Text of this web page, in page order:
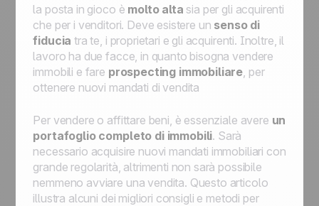
la posta in gioco è molto alta sia per gli acquirenti
che per i venditori. Deve esistere un senso di
fiducia tra te, i proprietari e gli acquirenti. Inoltre, il
lavoro ha due facce, in quanto bisogna vendere
immobili e fare prospecting immobiliare, per
ottenere nuovi mandati di vendita
Per vendere o affittare beni, è essenziale avere un
portafoglio completo di immobili. Sarà
necessario acquisire nuovi mandati immobiliari con
grande regolarità, altrimenti non sarà possibile
nemmeno avviare una vendita. Questo articolo
illustra alcuni dei migliori consigli e metodi per